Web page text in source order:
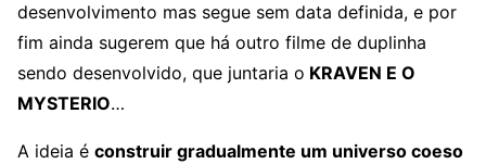
desenvolvimento mas segue sem data definida, e por
fim ainda sugerem que há outro filme de duplinha
sendo desenvolvido, que juntaria o KRAVEN E O
MYSTERIO…
A ideia é construir gradualmente um universo coeso